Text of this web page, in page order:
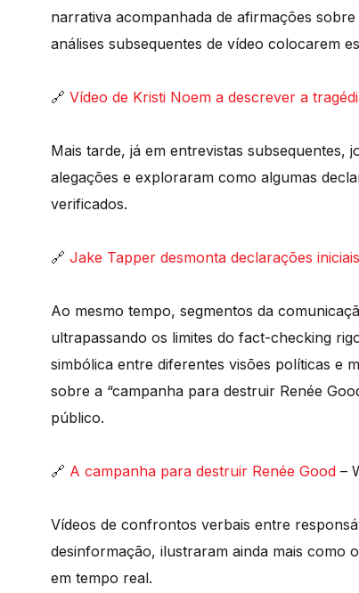
narrativa acompanhada de afirmações
análises subsequentes de vídeo colocarem
🔗 Vídeo de Kristi Noem a descrever a
Mais tarde, já em entrevistas
alegações e exploraram como algumas
verificados.
🔗 Jake Tapper desmonta declarações
Ao mesmo tempo, segmentos da
ultrapassando os limites do fact-checking
simbólica entre diferentes visões políticas e
sobre a “campanha para destruir Renée
público.
🔗 A campanha para destruir Renée Good –
Vídeos de confrontos verbais entre
desinformação, ilustraram ainda mais como
em tempo real.